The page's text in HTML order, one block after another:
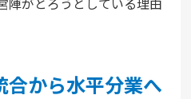
合から水平分業へ